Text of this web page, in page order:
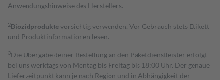
Anwendungshinweise des Herstellers.
2Biozidproduktevorsichtig verwenden. Vor Gebrauch stets Etikett
und Produktinformationen lesen.
3Die Übergabe deiner Bestellung an den Paketdienstleister erfolgt
bei uns werktags von Montag bis Freitag bis 18:00 Uhr. Der genaue
Lieferzeitpunkt kann je nach Region und in Abhängigkeit der